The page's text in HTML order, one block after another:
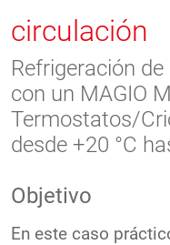
circulación
Refrigeración
con un MAGIO
Termostatos/
desde +20 °C
Objetivo
En este caso